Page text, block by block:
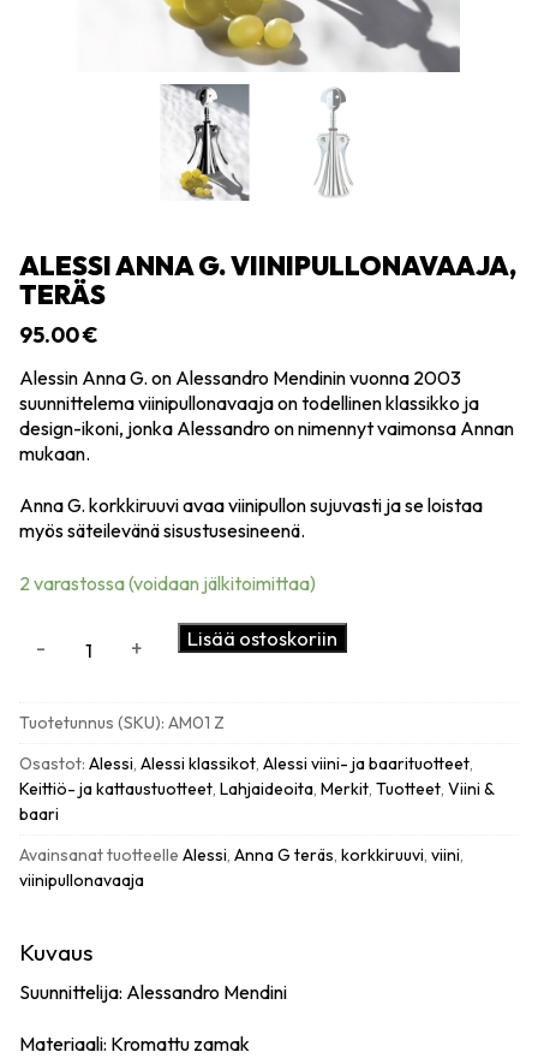
ALESSI ANNA G. VIINIPULLONAVAAJA,
TERÄS
95.00€
Alessin Anna G. on Alessandro Mendinin vuonna 2003
suunnittelema viinipullonavaaja on todellinen klassikko ja
design-ikoni, jonka Alessandro on nimennyt vaimonsa Annan
mukaan.
Anna G. korkkiruuvi avaa viinipullon sujuvasti ja se loistaa
myös säteilevänä sisustusesineenä.
2 varastossa (voidaan jälkitoimittaa)
viinipullonavaaja,
teräs
määrä
- + Lisää ostoskoriin
Tuotetunnus (SKU): AM01 Z
Osastot: Alessi, Alessi klassikot, Alessi viini- ja baarituotteet,
Keittiö- ja kattaustuotteet, Lahjaideoita, Merkit, Tuotteet, Viini &
baari
Avainsanat tuotteelle Alessi, Anna G teräs, korkkiruuvi, viini,
viinipullonavaaja
Kuvaus
Suunnittelija: Alessandro Mendini
Materiaali: Kromattu zamak